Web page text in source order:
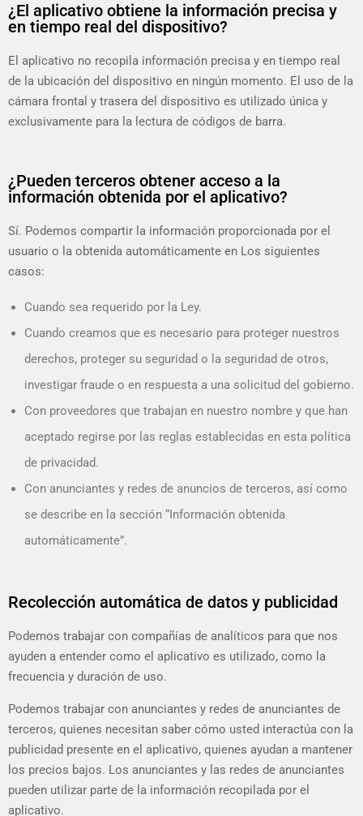
¿El aplicativo obtiene la información precisa y
en tiempo real del dispositivo?
El aplicativo no recopila información precisa y en tiempo real
de la ubicación del dispositivo en ningún momento. El uso de la
cámara frontal y trasera del dispositivo es utilizado única y
exclusivamente para la lectura de códigos de barra.
¿Pueden terceros obtener acceso a la
información obtenida por el aplicativo?
Sí. Podemos compartir la información proporcionada por el
usuario o la obtenida automáticamente en Los siguientes
casos:
Cuando sea requerido por la Ley.
Cuando creamos que es necesario para proteger nuestros
derechos, proteger su seguridad o la seguridad de otros,
investigar fraude o en respuesta a una solicitud del gobierno.
Con proveedores que trabajan en nuestro nombre y que han
aceptado regirse por las reglas establecidas en esta política
de privacidad.
Con anunciantes y redes de anuncios de terceros, así como
se describe en la sección “Información obtenida
automáticamente”.
Recolección automática de datos y publicidad
Podemos trabajar con compañías de analíticos para que nos
ayuden a entender como el aplicativo es utilizado, como la
frecuencia y duración de uso.
Podemos trabajar con anunciantes y redes de anunciantes de
terceros, quienes necesitan saber cómo usted interactúa con la
publicidad presente en el aplicativo, quienes ayudan a mantener
los precios bajos. Los anunciantes y las redes de anunciantes
pueden utilizar parte de la información recopilada por el
aplicativo.